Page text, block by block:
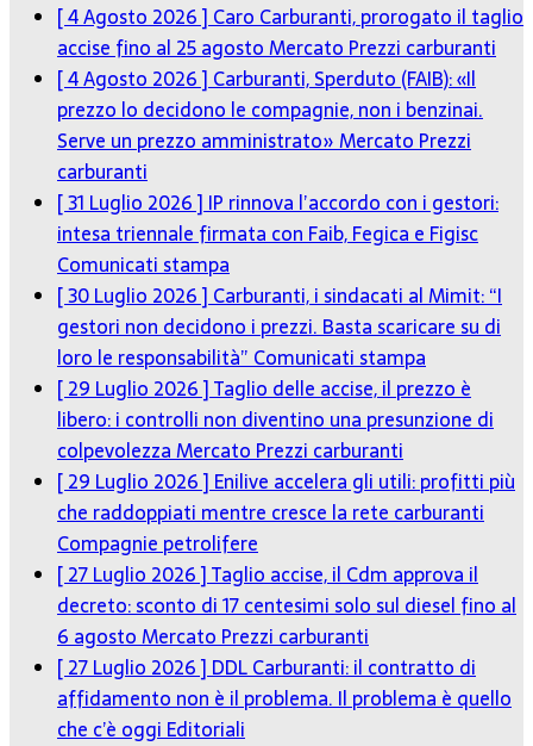
[ 4 Agosto 2026 ] Caro Carburanti, prorogato il taglio
accise fino al 25 agostoMercato Prezzi carburanti
[ 4 Agosto 2026 ] Carburanti, Sperduto (FAIB): «Il
prezzo lo decidono le compagnie, non i benzinai.
Serve un prezzo amministrato»Mercato Prezzi
carburanti
[ 31 Luglio 2026 ] IP rinnova l’accordo con i gestori:
intesa triennale firmata con Faib, Fegica e Figisc
Comunicati stampa
[ 30 Luglio 2026 ] Carburanti, i sindacati al Mimit: “I
gestori non decidono i prezzi. Basta scaricare su di
loro le responsabilità” Comunicati stampa
[ 29 Luglio 2026 ]Taglio delle accise, il prezzo è
libero: i controlli non diventino una presunzione di
colpevolezzaMercato Prezzi carburanti
[ 29 Luglio 2026 ] Enilive accelera gli utili: profitti più
che raddoppiati mentre cresce la rete carburanti
Compagnie petrolifere
[ 27 Luglio 2026 ]Taglio accise, il Cdm approva il
decreto: sconto di 17 centesimi solo sul diesel fino al
6 agostoMercato Prezzi carburanti
[ 27 Luglio 2026 ] DDL Carburanti: il contratto di
affidamento non è il problema. Il problema è quello
che c’è oggi Editoriali